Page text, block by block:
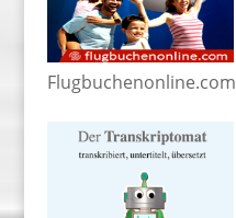
Flugbuchenonline.com